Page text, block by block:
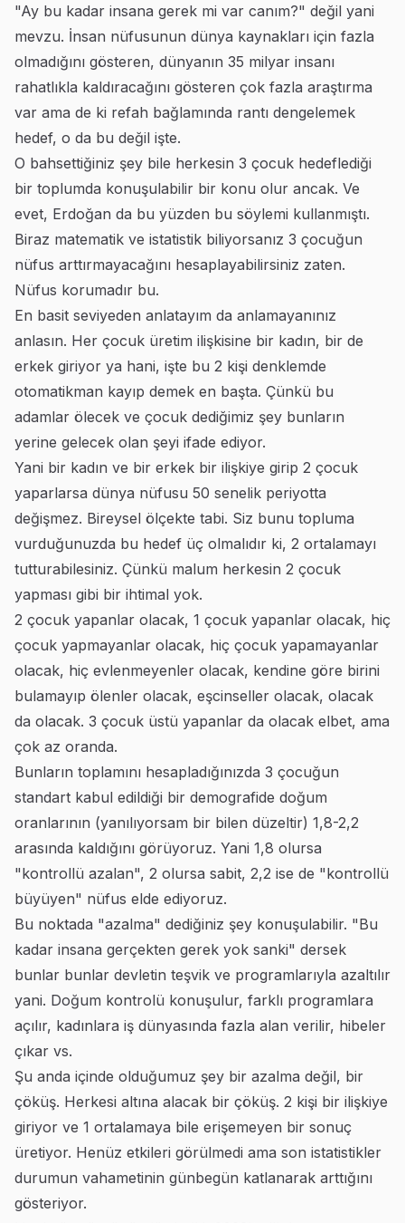
"Ay bu kadar insana gerek mi var canım?" değil yani
mevzu. İnsan nüfusunun dünya kaynakları için fazla
olmadığını gösteren, dünyanın 35 milyar insanı
rahatlıkla kaldıracağını gösteren çok fazla araştırma
var ama de ki refah bağlamında rantı dengelemek
hedef, o da bu değil işte.
O bahsettiğiniz şey bile herkesin 3 çocuk hedeflediği
bir toplumda konuşulabilir bir konu olur ancak. Ve
evet, Erdoğan da bu yüzden bu söylemi kullanmıştı.
Biraz matematik ve istatistik biliyorsanız 3 çocuğun
nüfus arttırmayacağını hesaplayabilirsiniz zaten.
Nüfus korumadır bu.
En basit seviyeden anlatayım da anlamayanınız
anlasın. Her çocuk üretim ilişkisine bir kadın, bir de
erkek giriyor ya hani, işte bu 2 kişi denklemde
otomatikman kayıp demek en başta. Çünkü bu
adamlar ölecek ve çocuk dediğimiz şey bunların
yerine gelecek olan şeyi ifade ediyor.
Yani bir kadın ve bir erkek bir ilişkiye girip 2 çocuk
yaparlarsa dünya nüfusu 50 senelik periyotta
değişmez. Bireysel ölçekte tabi. Siz bunu topluma
vurduğunuzda bu hedef üç olmalıdır ki, 2 ortalamayı
tutturabilesiniz. Çünkü malum herkesin 2 çocuk
yapması gibi bir ihtimal yok.
2 çocuk yapanlar olacak, 1 çocuk yapanlar olacak, hiç
çocuk yapmayanlar olacak, hiç çocuk yapamayanlar
olacak, hiç evlenmeyenler olacak, kendine göre birini
bulamayıp ölenler olacak, eşcinseller olacak, olacak
da olacak. 3 çocuk üstü yapanlar da olacak elbet, ama
çok az oranda.
Bunların toplamını hesapladığınızda 3 çocuğun
standart kabul edildiği bir demografide doğum
oranlarının (yanılıyorsam bir bilen düzeltir) 1,8-2,2
arasında kaldığını görüyoruz. Yani 1,8 olursa
"kontrollü azalan", 2 olursa sabit, 2,2 ise de "kontrollü
büyüyen" nüfus elde ediyoruz.
Bu noktada "azalma" dediğiniz şey konuşulabilir. "Bu
kadar insana gerçekten gerek yok sanki" dersek
bunlar bunlar devletin teşvik ve programlarıyla azaltılır
yani. Doğum kontrolü konuşulur, farklı programlara
açılır, kadınlara iş dünyasında fazla alan verilir, hibeler
çıkar vs.
Şu anda içinde olduğumuz şey bir azalma değil, bir
çöküş. Herkesi altına alacak bir çöküş. 2 kişi bir ilişkiye
giriyor ve 1 ortalamaya bile erişemeyen bir sonuç
üretiyor. Henüz etkileri görülmedi ama son istatistikler
durumun vahametinin günbegün katlanarak arttığını
gösteriyor.